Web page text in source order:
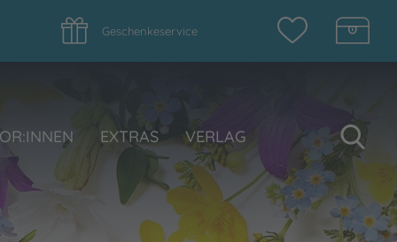
Geschenkeservice
EXTRAS VERLAG